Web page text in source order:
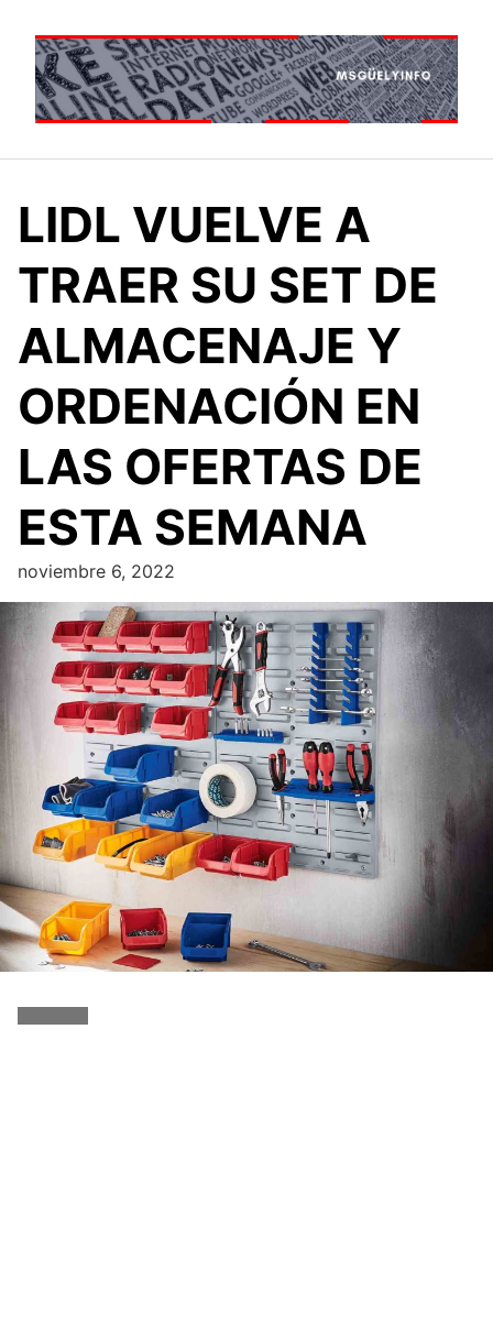
contenido
LIDL VUELVE A
TRAER SU SET DE
ALMACENAJE Y
ORDENACIÓN EN
LAS OFERTAS DE
ESTA SEMANA
noviembre 6, 2022